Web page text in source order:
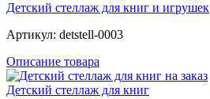
Детский стеллаж для книг и игрушек
Артикул: detstell-0003
Описание товара
Детский стеллаж для книг